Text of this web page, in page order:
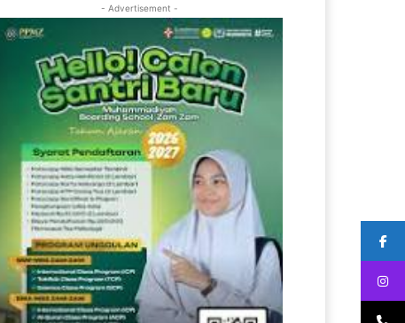
- Advertisement -